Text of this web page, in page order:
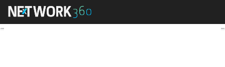
Cloud, nelle Marche referti